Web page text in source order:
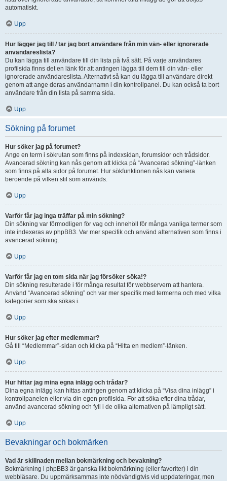
automatiskt.
Upp
Hur lägger jag till / tar jag bort användare från min vän- eller ignorerade
användareslista?
Du kan lägga till användare till din lista på två sätt. På varje användares
profilsida finns det en länk för att antingen lägga till dem till din vän- eller
ignorerade användareslista. Alternativt så kan du lägga till användare direkt
genom att ange deras användarnamn i din kontrollpanel. Du kan också ta bort
användare från din lista på samma sida.
Upp
Sökning på forumet
Hur söker jag på forumet?
Ange en term i sökrutan som finns på indexsidan, forumsidor och trådsidor.
Avancerad sökning kan nås genom att klicka på “Avancerad sökning”-länken
som finns på alla sidor på forumet. Hur sökfunktionen nås kan variera
beroende på vilken stil som används.
Upp
Varför får jag inga träffar på min sökning?
Din sökning var förmodligen för vag och innehöll för många vanliga termer som
inte indexeras av phpBB3. Var mer specifik och använd alternativen som finns i
avancerad sökning.
Upp
Varför får jag en tom sida när jag försöker söka!?
Din sökning resulterade i för många resultat för webbservern att hantera.
Använd “Avancerad sökning” och var mer specifik med termerna och med vilka
kategorier som ska sökas i.
Upp
Hur söker jag efter medlemmar?
Gå till “Medlemmar”-sidan och klicka på “Hitta en medlem”-länken.
Upp
Hur hittar jag mina egna inlägg och trådar?
Dina egna inlägg kan hittas antingen genom att klicka på “Visa dina inlägg” i
kontrollpanelen eller via din egen profilsida. För att söka efter dina trådar,
använd avancerad sökning och fyll i de olika alternativen på lämpligt sätt.
Upp
Bevakningar och bokmärken
Vad är skillnaden mellan bokmärkning och bevakning?
Bokmärkning i phpBB3 är ganska likt bokmärkning (eller favoriter) i din
webbläsare. Du uppmärksammas inte nödvändigtvis vid uppdateringar, men